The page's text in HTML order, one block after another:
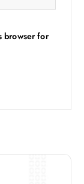
browser for